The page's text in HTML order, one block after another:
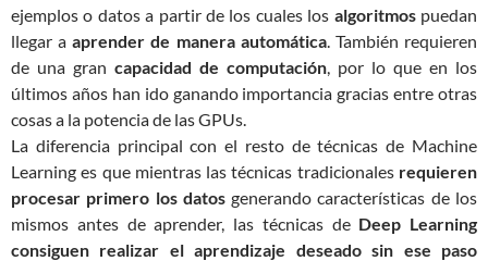
ejemplos o datos a partir de los cuales los algoritmospuedan
llegar aaprender de manera automática. También requieren
de una gran capacidad de computación, por lo que en los
últimos años han ido ganando importancia gracias entre otras
cosas a la potencia de las GPUs.
La diferencia principal con el resto de técnicas de Machine
Learning es que mientras las técnicas tradicionales requieren
procesar primero los datosgenerando características de los
mismos antes de aprender, las técnicas de Deep Learning
consiguen realizar el aprendizaje deseado sin ese paso